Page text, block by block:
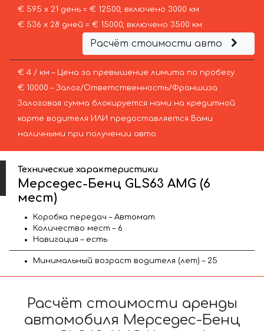
€ 595 х 21 день = € 12500, включено 3000 км
€ 536 х 28 дней = € 15000, включено 3500 км
Расчёт стоимости авто
€ 4 / км – Цена за превышение лимита по пробегу
€ 10000 – Залог/Ответственность/Франшиза.
Залоговая сумма блокируется нами на кредитной
карте водителя ИЛИ предоставляется Вами
наличными при получении авто.
Технические характеристики
Мерседес-Бенц GLS63 AMG (6
мест)
Коробка передач – Автомат
Количество мест – 6
Навигация – есть
Минимальный возраст водителя (лет) – 25
Расчёт стоимости аренды
автомобиля Мерседес-Бенц